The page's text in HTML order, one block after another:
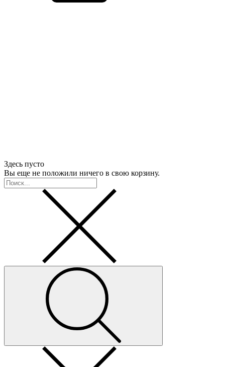
Здесь пусто
Вы еще не положили ничего в свою корзину.